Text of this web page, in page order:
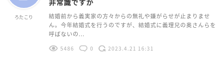
ろたこり
非常識ですか
結婚前から義実家の方々からの無礼や嫌がらせが止まりませ
ん。今年結婚式を行うのですが、結婚式に義理兄の奥さんらを
呼ばないの...
5486 0 2023.4.21 16:31